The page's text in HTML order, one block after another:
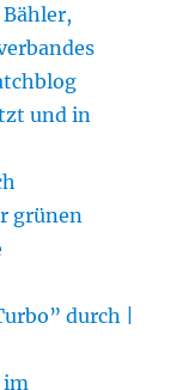
und in
grünen
durch |